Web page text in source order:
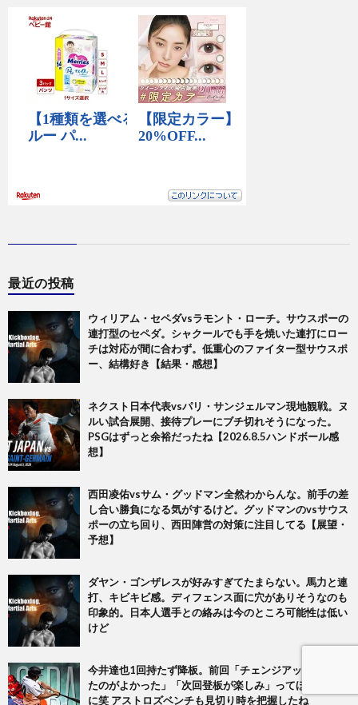
最近の投稿
ウィリアム・セペダvsラモント・ローチ。サウスポーの
連打型のセペダ。シャクールでも手を焼いた連打にロー
チは対応が間に合わず。低重心のファイター型サウスポ
ー、結構好き【結果・感想】
ネクスト日本代表vsパリ・サンジェルマン現地観戦。ヌ
ルい試合展開、接待プレーにブチ切れそうになった。
PSGはずっと余裕だったね【2026.8.5ハンドボール感
想】
西田凌佑vsサム・グッドマン全然わからんな。前手の差
し合い勝負になる気がするけど。グッドマンのvsサウス
ポーの立ち回り、西田陣営の対策に注目してる【展望・
予想】
ダヤン・ゴンザレスが好みすぎてたまらない。馬力と連
打、キビキビ感。ディフェンス面に穴がありそうなのも
印象的。日本人選手との絡みは今のところ可能性は低い
けど
今井達也1回持たず降板。前回「チェンジアップを使え
たのがよかった」「次回登板が楽しみ」ってほざいたの
に笑 アストロズベンチも見切り時を把握したね